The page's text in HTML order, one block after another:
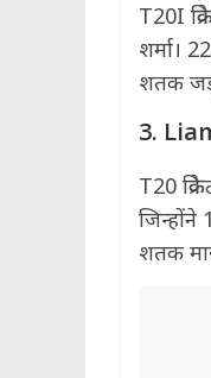
T20I
शर्मा।
शतक
3.
T20
जिन्होंने
शतक